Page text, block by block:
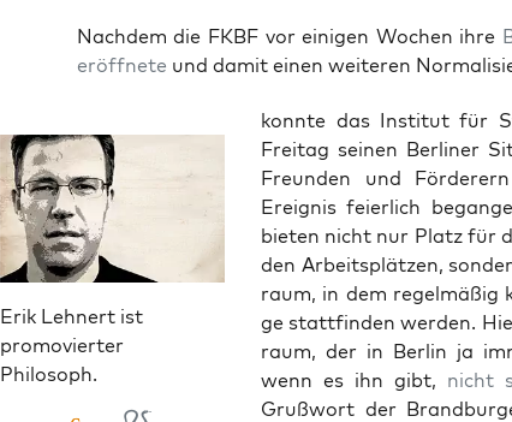
Nachdem die FKBF vor einigen Wochen ihre
eröffnete und damit einen weiteren
Erik Lehnert ist
promovierter
Philosoph.
konn­te das Insti­tut für
Frei­tag sei­nen Ber­li­ner
Freun­den und
Ereig­nis fei­er­lich
bie­ten nicht nur Platz für
den Arbeits­plät­zen,
raum, in dem regel­mä­ßig
ge statt­fin­den wer­den.
raum, der in Ber­lin ja
wenn es ihn gibt, nicht
Gruß­wort der